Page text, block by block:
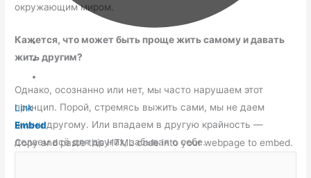
Link
Embed
Copy and paste this HTML code into your webpage to embed.
окружающим миром.
Кажется, что может быть проще жить самому и давать
жить другим?
Однако, осознанно или нет, мы часто нарушаем этот
принцип. Порой, стремясь выжить сами, мы не даем
жизни другому. Или впадаем в другую крайность —
делаем всё для других, забывая о себе.